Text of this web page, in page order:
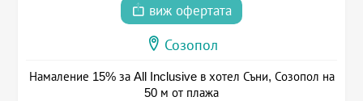
виж офертата
Созопол
Намаление 15% за All Inclusive в хотел Съни, Созопол на
50 м от плажа